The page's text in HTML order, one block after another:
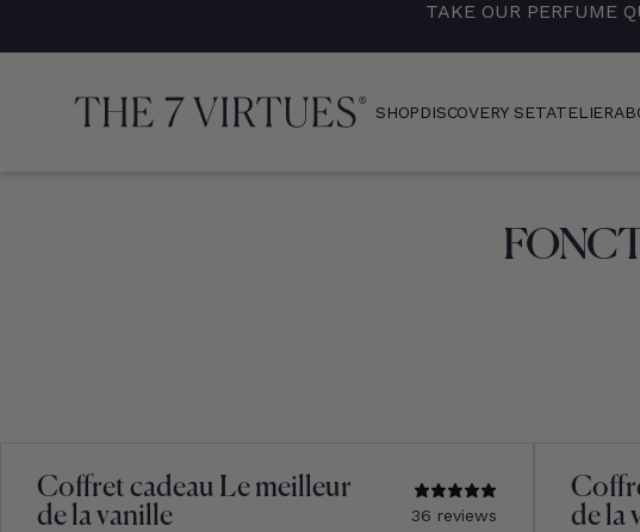
TAKE OUR PERFUME
SHOPDISCOVERY SETATELIER
Coffret cadeau Le meilleur
de la vanille
36 reviews
de la